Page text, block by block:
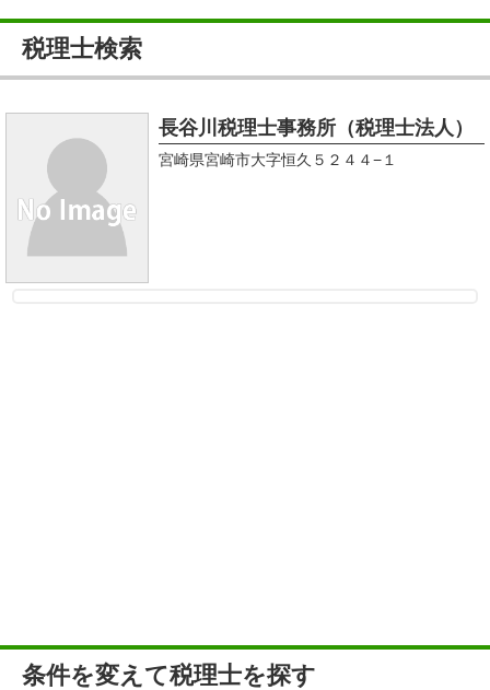
税理士検索
長谷川税理士事務所（税理士法人）
宮崎県宮崎市大字恒久５２４４−１
条件を変えて税理士を探す